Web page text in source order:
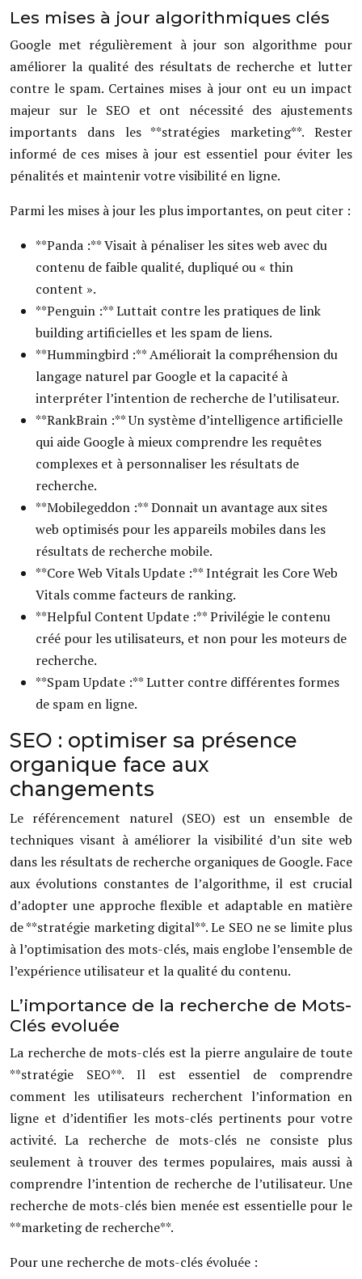
Les mises à jour algorithmiques clés
Google met régulièrement à jour son algorithme pour
améliorer la qualité des résultats de recherche et lutter
contre le spam. Certaines mises à jour ont eu un impact
majeur sur le SEO et ont nécessité des ajustements
importants dans les **stratégies marketing**. Rester
informé de ces mises à jour est essentiel pour éviter les
pénalités et maintenir votre visibilité en ligne.
Parmi les mises à jour les plus importantes, on peut citer :
**Panda :** Visait à pénaliser les sites web avec du
contenu de faible qualité, dupliqué ou « thin
content ».
**Penguin :** Luttait contre les pratiques de link
building artificielles et les spam de liens.
**Hummingbird :** Améliorait la compréhension du
langage naturel par Google et la capacité à
interpréter l’intention de recherche de l’utilisateur.
**RankBrain :** Un système d’intelligence artificielle
qui aide Google à mieux comprendre les requêtes
complexes et à personnaliser les résultats de
recherche.
**Mobilegeddon :** Donnait un avantage aux sites
web optimisés pour les appareils mobiles dans les
résultats de recherche mobile.
**Core Web Vitals Update :** Intégrait les Core Web
Vitals comme facteurs de ranking.
**Helpful Content Update :** Privilégie le contenu
créé pour les utilisateurs, et non pour les moteurs de
recherche.
**Spam Update :** Lutter contre différentes formes
de spam en ligne.
SEO : optimiser sa présence
organique face aux
changements
Le référencement naturel (SEO) est un ensemble de
techniques visant à améliorer la visibilité d’un site web
dans les résultats de recherche organiques de Google. Face
aux évolutions constantes de l’algorithme, il est crucial
d’adopter une approche flexible et adaptable en matière
de **stratégie marketing digital**. Le SEO ne se limite plus
à l’optimisation des mots-clés, mais englobe l’ensemble de
l’expérience utilisateur et la qualité du contenu.
L’importance de la recherche de Mots-
Clés evoluée
La recherche de mots-clés est la pierre angulaire de toute
**stratégie SEO**. Il est essentiel de comprendre
comment les utilisateurs recherchent l’information en
ligne et d’identifier les mots-clés pertinents pour votre
activité. La recherche de mots-clés ne consiste plus
seulement à trouver des termes populaires, mais aussi à
comprendre l’intention de recherche de l’utilisateur. Une
recherche de mots-clés bien menée est essentielle pour le
**marketing de recherche**.
Pour une recherche de mots-clés évoluée :